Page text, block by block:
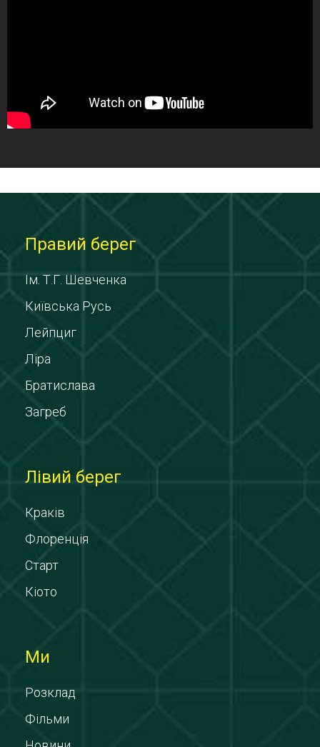
Правий берег
Ім. Т.Г. Шевченка
Київська Русь
Лейпциг
Ліра
Братислава
Загреб
Лівий берег
Краків
Флоренція
Старт
Кіото
Ми
Розклад
Фільми